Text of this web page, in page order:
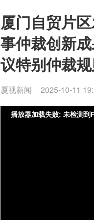
厦门自贸片
事仲裁创新
议特别仲裁
厦视新闻 2025-10-11
播放器加载失败: 未检测